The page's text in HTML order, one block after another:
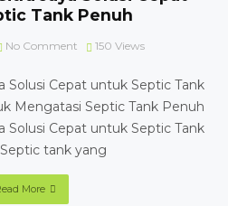
Tank Penuh
No Comment 150 Views
Solusi Cepat untuk Septic Tank
Mengatasi Septic Tank Penuh
Solusi Cepat untuk Septic Tank
tank yang
More